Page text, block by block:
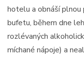
hotelu a obnáší plnou
bufetu, během dne
rozlévaných
míchané nápoje) a